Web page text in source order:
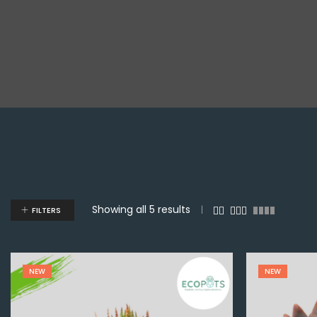
Showing all 5 results
FILTERS
NEW NEW